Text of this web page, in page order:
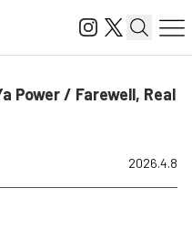
Power / Farewell, Real
2026.4.8